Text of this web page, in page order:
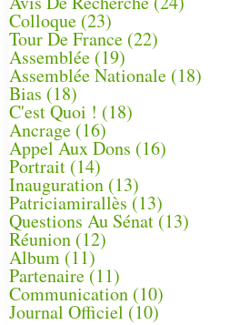
Colloque (23)
Tour De France (22)
Assemblée (19)
Assemblée Nationale (18)
Bias (18)
C'est Quoi ! (18)
Ancrage (16)
Appel Aux Dons (16)
Portrait (14)
Inauguration (13)
Patriciamirallès (13)
Questions Au Sénat(13)
Réunion (12)
Album (11)
Partenaire(11)
Communication (10)
Journal Officiel (10)